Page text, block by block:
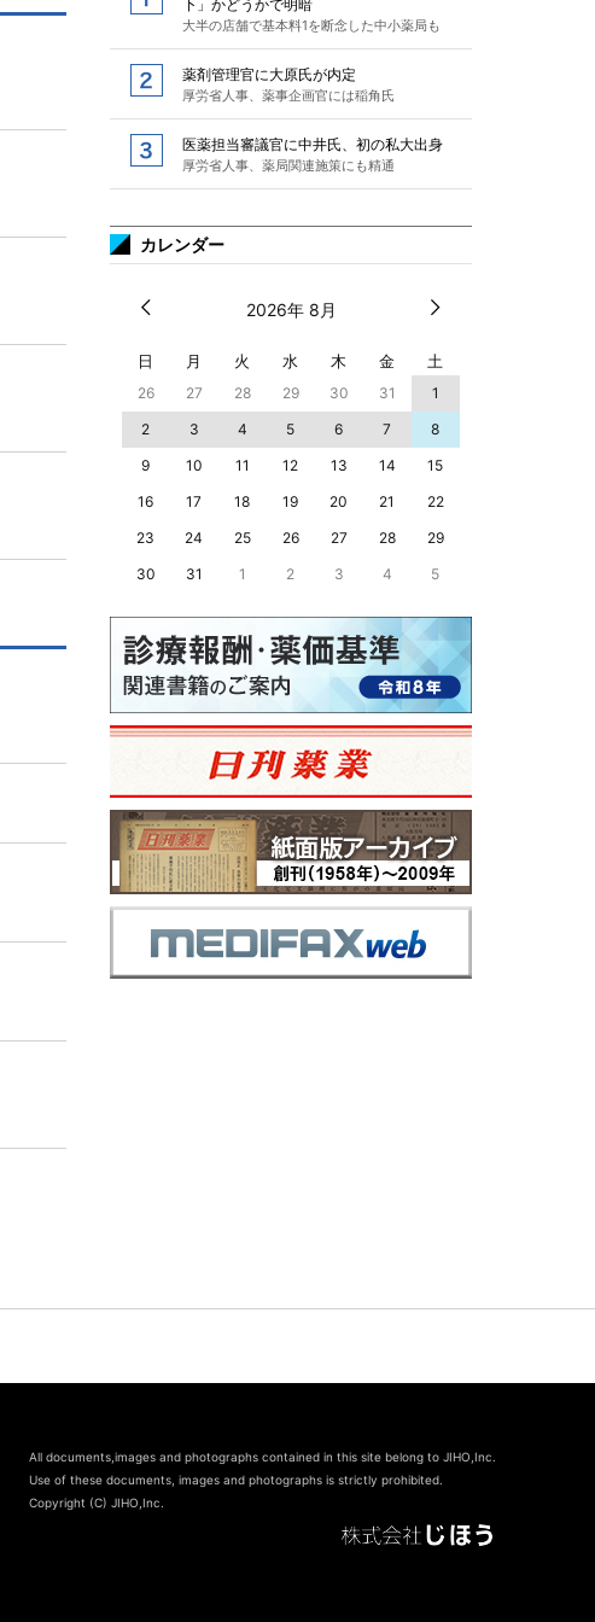
下」かどうかで明暗
大半の店舗で基本料1を断念した中小薬局も
薬剤管理官に大原氏が内定
厚労省人事、薬事企画官には稲角氏
医薬担当審議官に中井氏、初の私大出身
厚労省人事、薬局関連施策にも精通
カレンダー
2026年 8月
日 月 火 水 木 金 土
26 27 28 29 30 31
1
2
3 4 5 6 7
8
9
10 11 12 13 14
15
16
17 18 19 20 21
22
23
24 25 26 27 28
29
30
31 1 2 3 4 5
All documents,images and photographs contained in this site belong to JIHO,Inc.
Use of these documents, images and photographs is strictly prohibited.
Copyright (C) JIHO,Inc.